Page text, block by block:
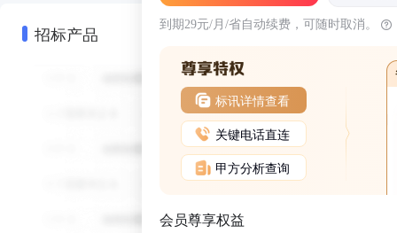
招标产品 到期29元/月/省自动续费，可随时取消。
标讯详情查看
关键电话直连
甲方分析查询
会员尊享权益